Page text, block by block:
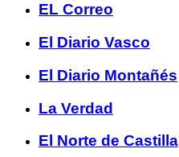
EL Correo
El Diario Vasco
El Diario Montañés
La Verdad
El Norte de Castilla